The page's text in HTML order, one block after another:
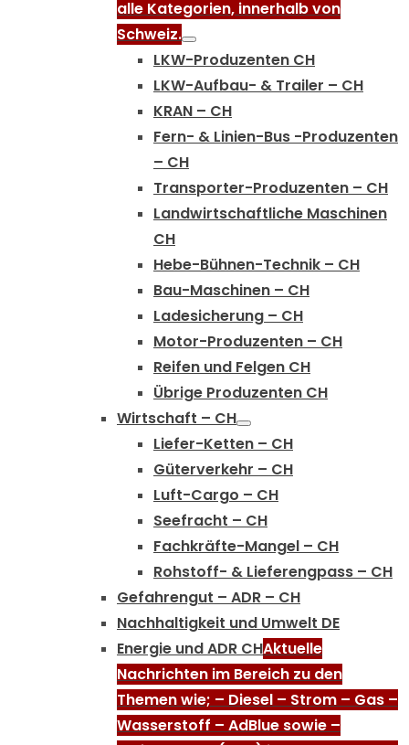
alle Kategorien, innerhalb von
Schweiz.
LKW-Produzenten CH
LKW-Aufbau- & Trailer – CH
KRAN – CH
Fern- & Linien-Bus -Produzenten
– CH
Transporter-Produzenten – CH
Landwirtschaftliche Maschinen
CH
Hebe-Bühnen-Technik – CH
Bau-Maschinen – CH
Ladesicherung – CH
Motor-Produzenten – CH
Reifen und Felgen CH
Übrige Produzenten CH
Wirtschaft – CH
Liefer-Ketten – CH
Güterverkehr – CH
Luft-Cargo – CH
Seefracht – CH
Fachkräfte-Mangel – CH
Rohstoff- & Lieferengpass – CH
Gefahrengut – ADR – CH
Nachhaltigkeit und Umwelt DE
Energie und ADR CHAktuelle
Nachrichten im Bereich zu den
Themen wie; – Diesel – Strom – Gas –
Wasserstoff – AdBlue sowie –